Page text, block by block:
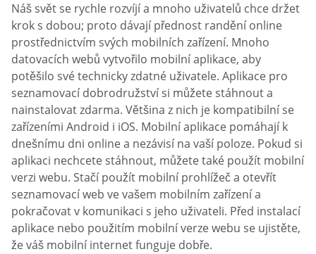
Náš svět se rychle rozvíjí a mnoho uživatelů chce držet
krok s dobou; proto dávají přednost randění online
prostřednictvím svých mobilních zařízení. Mnoho
datovacích webů vytvořilo mobilní aplikace, aby
potěšilo své technicky zdatné uživatele. Aplikace pro
seznamovací dobrodružství si můžete stáhnout a
nainstalovat zdarma. Většina z nich je kompatibilní se
zařízeními Android i iOS. Mobilní aplikace pomáhají k
dnešnímu dni online a nezávisí na vaší poloze. Pokud si
aplikaci nechcete stáhnout, můžete také použít mobilní
verzi webu. Stačí použít mobilní prohlížeč a otevřít
seznamovací web ve vašem mobilním zařízení a
pokračovat v komunikaci s jeho uživateli. Před instalací
aplikace nebo použitím mobilní verze webu se ujistěte,
že váš mobilní internet funguje dobře.